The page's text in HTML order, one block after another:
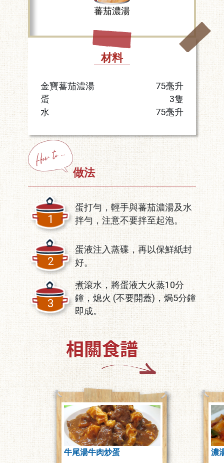
蕃茄濃湯
材料
金寶蕃茄濃湯
75毫升
蛋
3隻
水
75毫升
做法
1
蛋打勻，輕手與蕃茄濃湯及水
拌勻，注意不要拌至起泡。
2
蛋液注入蒸碟，再以保鮮紙封
好。
3
煮滾水，將蛋液大火蒸10分
鐘，熄火 (不要開蓋)，焗5分鐘
即成。
牛尾湯牛肉炒蛋 濃